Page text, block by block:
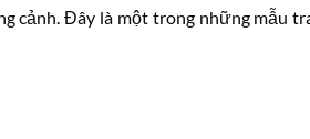
cảnh. Đây là một trong những mẫu